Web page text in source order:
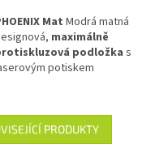
MatModrá matná
maximálně
podložka s
potiskem
PRODUKTY